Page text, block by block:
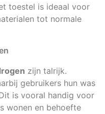
toestel is ideaal voor
tot normale
zijn talrijk.
gebruikers hun was
is vooral handig voor
wonen en behoefte